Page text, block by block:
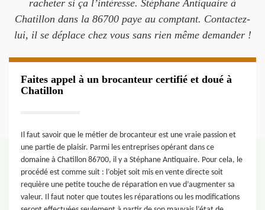
racheter si ça l’intéresse. Stéphane Antiquaire à
Chatillon dans la 86700 paye au comptant. Contactez-
lui, il se déplace chez vous sans rien même demander !
Faites appel à un brocanteur certifié et doué à
Chatillon
Il faut savoir que le métier de brocanteur est une vraie passion et
une partie de plaisir. Parmi les entreprises opérant dans ce
domaine à Chatillon 86700, il y a Stéphane Antiquaire. Pour cela, le
procédé est comme suit : l’objet soit mis en vente directe soit
requière une petite touche de réparation en vue d’augmenter sa
valeur. Il faut noter que toutes les réparations ou les modifications